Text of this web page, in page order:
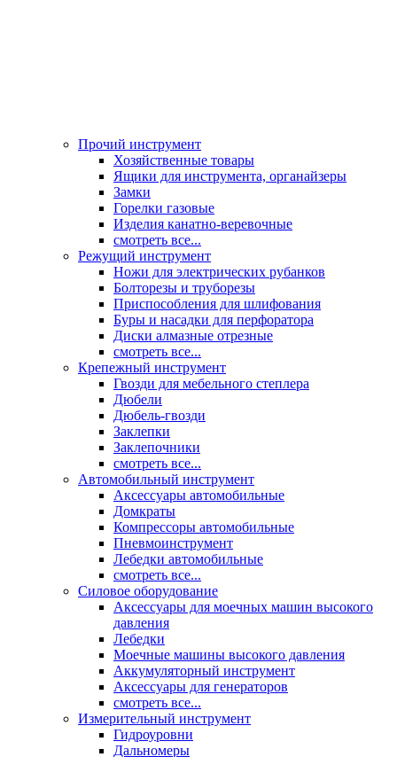
Прочий инструмент
Хозяйственные товары
Ящики для инструмента, органайзеры
Замки
Горелки газовые
Изделия канатно-веревочные
смотреть все...
Режущий инструмент
Ножи для электрических рубанков
Болторезы и труборезы
Приспособления для шлифования
Буры и насадки для перфоратора
Диски алмазные отрезные
смотреть все...
Крепежный инструмент
Гвозди для мебельного степлера
Дюбели
Дюбель-гвозди
Заклепки
Заклепочники
смотреть все...
Автомобильный инструмент
Аксессуары автомобильные
Домкраты
Компрессоры автомобильные
Пневмоинструмент
Лебедки автомобильные
смотреть все...
Силовое оборудование
Аксессуары для моечных машин высокого
давления
Лебедки
Моечные машины высокого давления
Аккумуляторный инструмент
Аксессуары для генераторов
смотреть все...
Измерительный инструмент
Гидроуровни
Дальномеры